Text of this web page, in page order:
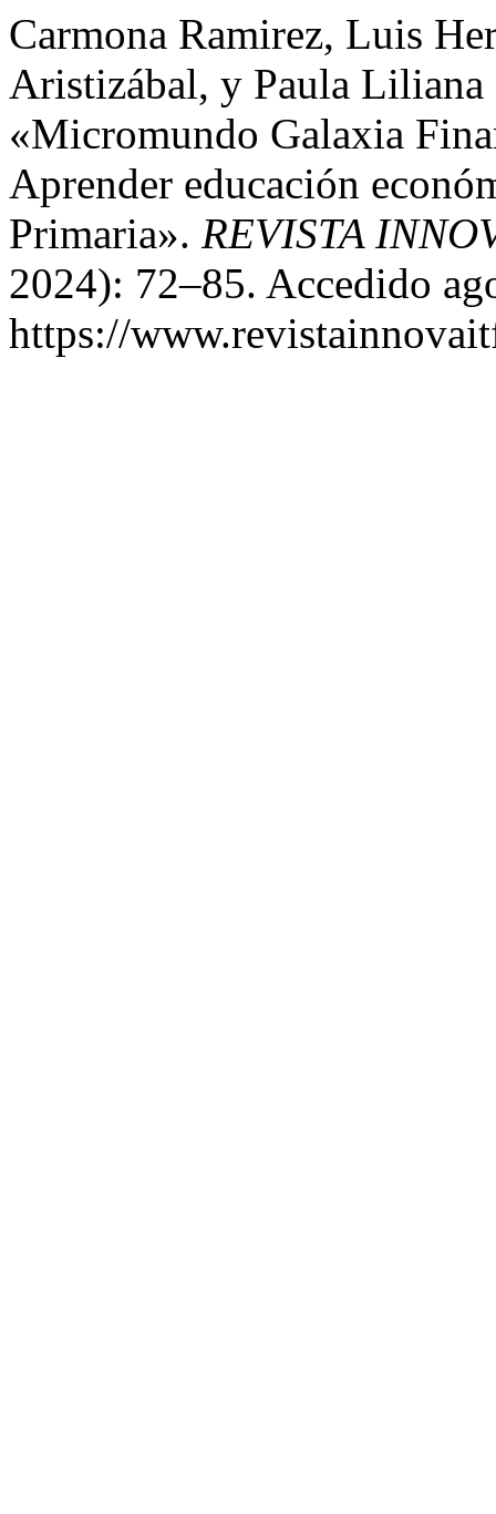
Carmona Ramirez, Luis
Aristizábal, y Paula
«Micromundo Galaxia
Aprender educación
Primaria». REVISTA
2024): 72–85. Accedido
https://